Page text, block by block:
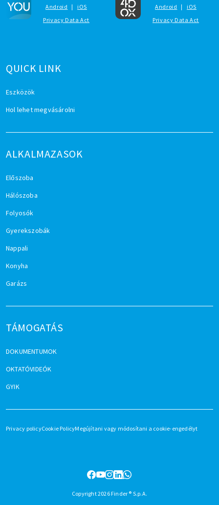
QUICK LINK
Eszközök
Hol lehet megvásárolni
ALKALMAZASOK
Előszoba
Hálószoba
Folyosók
Gyerekszobák
Nappali
Konyha
Garázs
TÁMOGATÁS
DOKUMENTUMOK
OKTATÓVIDEÓK
GYIK
Android |
iOS
Privacy Data Act
Android |
iOS
Privacy Data Act
Copyright 2026 Finder ® S.p.A.
Privacy policyCookie PolicyMegújítani vagy módosítani a cookie-engedélyt